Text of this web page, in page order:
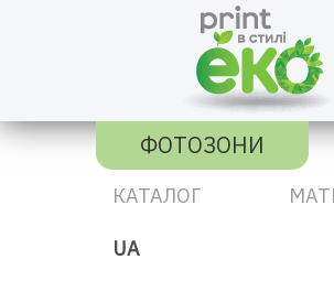
ФОТОЗОНИ
КАТАЛОГ
UA